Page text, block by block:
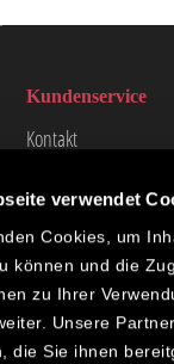
verwendet
Cookies, um
können und die
zu Ihrer
Unsere
die Sie ihnen
Kundenservice
Kontakt
Reklamation &
Ersatzteilanfrage
Grillkurs umbuchen
Privatevent Anfrage